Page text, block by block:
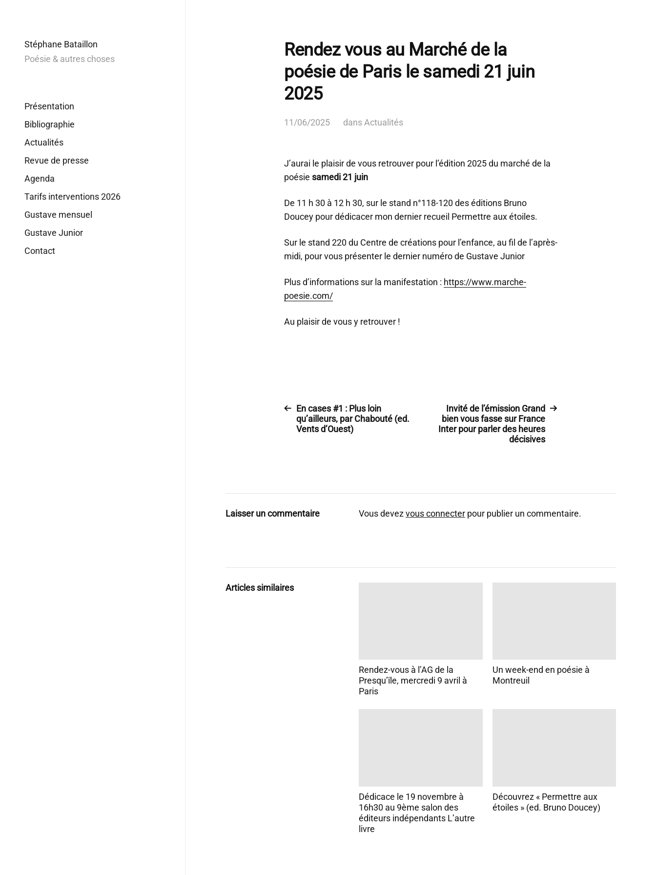
Stéphane Bataillon
Poésie & autres choses
Présentation
Bibliographie
Actualités
Revue de presse
Agenda
Tarifs interventions 2026
Gustave mensuel
Gustave Junior
Contact
Rendez vous au Marché de la
poésie de Paris le samedi 21 juin
2025
11/06/2025 dans Actualités
J’aurai le plaisir de vous retrouver pour l’édition 2025 du marché de la
poésie samedi 21 juin
De 11 h 30 à 12 h 30, sur le stand n°118-120 des éditions Bruno
Doucey pour dédicacer mon dernier recueil Permettre aux étoiles.
Sur le stand 220 du Centre de créations pour l’enfance, au fil de l’après-
midi, pour vous présenter le dernier numéro de Gustave Junior
Plus d’informations sur la manifestation : https://www.marche-
poesie.com/
Au plaisir de vous y retrouver !
En cases #1 : Plus loin
qu’ailleurs, par Chabouté (ed.
Vents d’Ouest)
Invité de l’émission Grand
bien vous fasse sur France
Inter pour parler des heures
décisives
Laisser un commentaire Vous devezvous connecter pour publier un commentaire.
Articles similaires
Rendez-vous à l’AG de la
Presqu’île, mercredi 9 avril à
Paris
Un week-end en poésie à
Montreuil
Dédicace le 19 novembre à
16h30 au 9ème salon des
éditeurs indépendants L’autre
livre
Découvrez « Permettre aux
étoiles » (ed. Bruno Doucey)